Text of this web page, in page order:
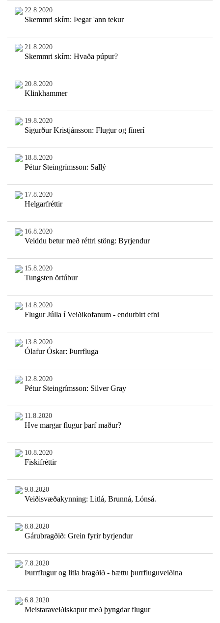
22.8.2020
Skemmri skírn: Þegar 'ann tekur
21.8.2020
Skemmri skírn: Hvaða púpur?
20.8.2020
Klinkhammer
19.8.2020
Sigurður Kristjánsson: Flugur og fínerí
18.8.2020
Pétur Steingrímsson: Sallý
17.8.2020
Helgarfréttir
16.8.2020
Veiddu betur með réttri stöng: Byrjendur
15.8.2020
Tungsten örtúbur
14.8.2020
Flugur Júlla í Veiðikofanum - endurbirt efni
13.8.2020
Ólafur Óskar: Þurrfluga
12.8.2020
Pétur Steingrímsson: Silver Gray
11.8.2020
Hve margar flugur þarf maður?
10.8.2020
Fiskifréttir
9.8.2020
Veiðisvæðakynning: Litlá, Brunná, Lónsá.
8.8.2020
Gárubragðið: Grein fyrir byrjendur
7.8.2020
Þurrflugur og litla bragðið - bættu þurrfluguveiðina
6.8.2020
Meistaraveiðiskapur með þyngdar flugur